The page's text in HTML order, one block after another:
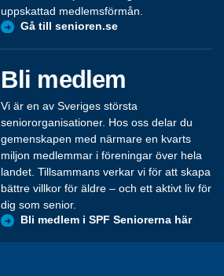
uppskattad medlemsförmån.
Gå till senioren.se
Bli medlem
Vi är en av Sveriges största
seniororganisationer. Hos oss delar du
gemenskapen med närmare en kvarts
miljon medlemmar i föreningar över hela
landet. Tillsammans verkar vi för att skapa
bättre villkor för äldre – och ett aktivt liv för
dig som senior.
Bli medlem i SPF Seniorerna här